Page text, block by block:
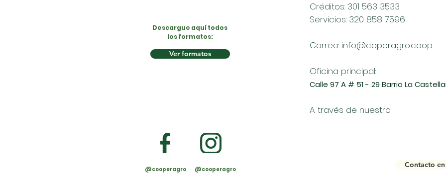
Descargue aquí todos
los formatos:
Ver formatos
@cooperagro @cooperagro
Créditos: 301 563 3533
Servicios: 320 858 7596
Correo: info@coperagro.coop
Oficina principal:
Calle 97 A # 51 - 29 Barrio La
A través de nuestro
Contacto